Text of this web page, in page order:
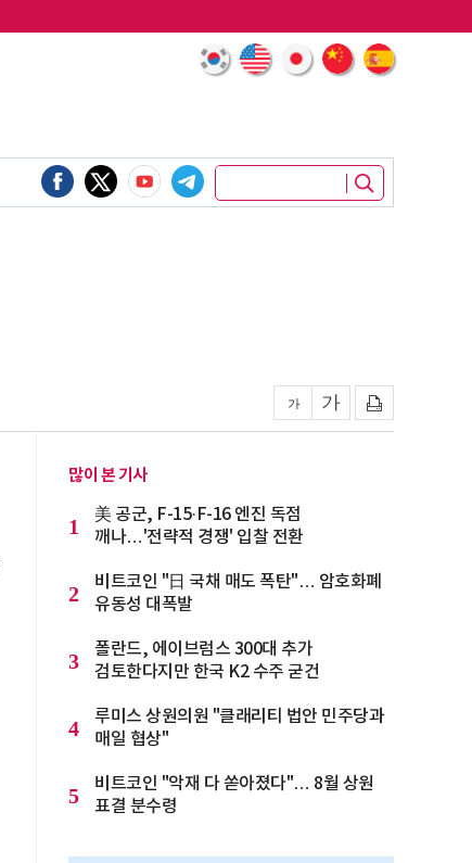
많이 본 기사
1
美 공군, F-15·F-16 엔진 독점
깨나…'전략적 경쟁' 입찰 전환
2
비트코인 "日 국채 매도 폭탄"… 암호화폐
유동성 대폭발
3
폴란드, 에이브럼스 300대 추가
검토한다지만 한국 K2 수주 굳건
4
루미스 상원의원 "클래리티 법안 민주당과
매일 협상"
5
비트코인 "악재 다 쏟아졌다"… 8월 상원
표결 분수령